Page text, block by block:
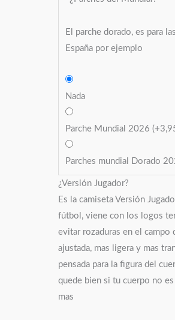
El parche dorado, es para
España por ejemplo
Nada
Parche Mundial 2026(+
Parches mundial Dorado
¿Versión Jugador?
Es la camiseta Versión
fútbol, viene con los logos
evitar rozaduras en el
ajustada, mas ligera y mas
pensada para la figura del
quede bien si tu cuerpo no
mas